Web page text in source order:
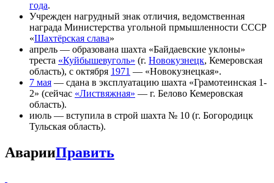
года.
Учрежден нагрудный знак отличия, ведомственная
награда Министерства угольной прмышленности СССР
«Шахтёрская слава»
апрель — образована шахта «Байдаевские уклоны»
треста «Куйбышевуголь» (г. Новокузнецк, Кемеровская
область), с октября 1971 — «Новокузнецкая».
7 мая — сдана в эксплуатацию шахта «Грамотеинская 1-
2» (сейчас «Листвяжная» — г. Белово Кемеровская
область).
июль — вступила в строй шахта № 10 (г. Богородицк
Тульская область).
АварииПравить